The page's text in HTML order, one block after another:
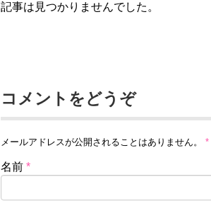
記事は見つかりませんでした。
コメントをどうぞ
メールアドレスが公開されることはありません。 *
名前 *